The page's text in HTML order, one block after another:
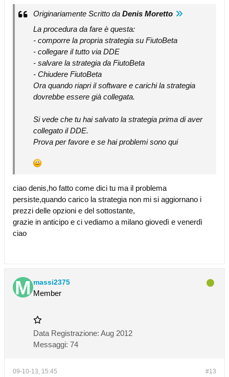
Originariamente Scritto da Denis Moretto
La procedura da fare è questa:
- comporre la propria strategia su FiutoBeta
- collegare il tutto via DDE
- salvare la strategia da FiutoBeta
- Chiudere FiutoBeta
Ora quando riapri il software e carichi la strategia
dovrebbe essere già collegata.
Si vede che tu hai salvato la strategia prima di aver
collegato il DDE.
Prova per favore e se hai problemi sono qui
ciao denis,ho fatto come dici tu ma il problema
persiste,quando carico la strategia non mi si aggiornano i
prezzi delle opzioni e del sottostante,
grazie in anticipo e ci vediamo a milano giovedì e venerdì
ciao
massi2375
Member
Data Registrazione: Aug 2012
Messaggi: 74
#13
09-10-13, 15:45